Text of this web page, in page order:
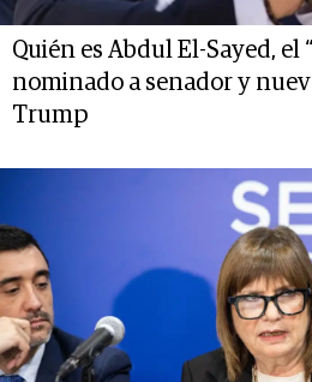
Quién es Abdul El-Sayed, el
nominado a senador y
Trump